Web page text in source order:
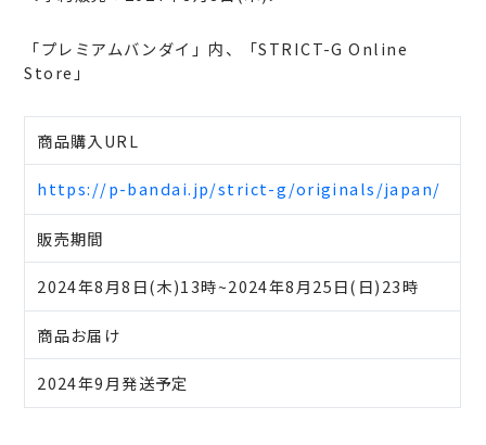
「プレミアムバンダイ」内、「STRICT-G Online
Store」
商品購入URL
https://p-bandai.jp/strict-g/originals/japan/
販売期間
2024年8月8日(木)13時~2024年8月25日(日)23時
商品お届け
2024年9月発送予定